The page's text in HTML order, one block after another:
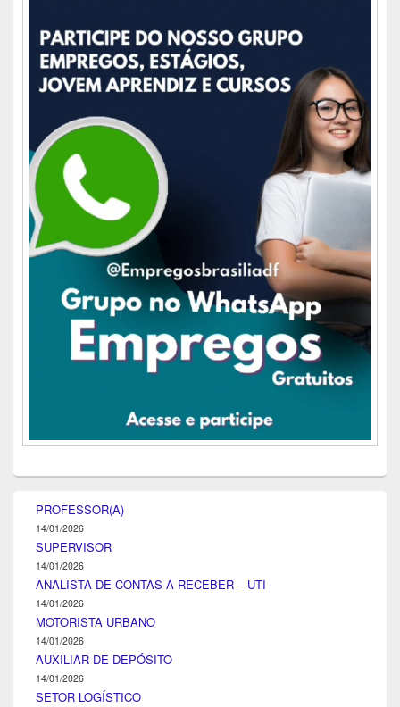
PROFESSOR(A)
14/01/2026
SUPERVISOR
14/01/2026
ANALISTA DE CONTAS A RECEBER – UTI
14/01/2026
MOTORISTA URBANO
14/01/2026
AUXILIAR DE DEPÓSITO
14/01/2026
SETOR LOGÍSTICO